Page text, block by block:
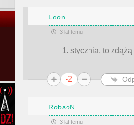
Leon
3 lat temu
stycznia, to
-2
RobsoN
3 lat temu